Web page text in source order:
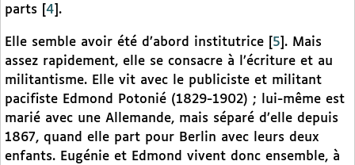
parts
4 .
Elle semble avoir été d’abord institutrice 5 . Mais
assez rapidement, elle se consacre à l’écriture et au
militantisme. Elle vit avec le publiciste et militant
pacifiste Edmond Potonié (1829-1902) ; lui-même est
marié avec une Allemande, mais séparé d’elle depuis
1867, quand elle part pour Berlin avec leurs deux
enfants. Eugénie et Edmond vivent donc ensemble, à